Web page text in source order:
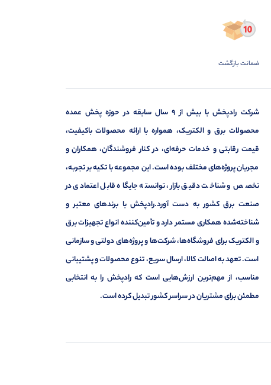
ضمانت بازگشت
شرکت رادپخش با بیش از ۹ سال سابقه در حوزه پخش عمده
محصولات برق و الکتریک، همواره با ارائه محصولات باکیفیت،
قیمت رقابتی و خدمات حرفه‌ای، در کنار فروشندگان، همکاران و
مجریان پروژه‌های مختلف بوده است. این مجموعه با تکیه بر تجربه،
تخصص و شناخت دقیق بازار، توانسته جایگاه قابل اعتمادی در
صنعت برق کشور به دست آورد.رادپخش با برندهای معتبر و
شناخته‌شده همکاری مستمر دارد و تأمین‌کننده انواع تجهیزات برق
و الکتریک برای فروشگاه‌ها، شرکت‌ها و پروژه‌های دولتی و سازمانی
است. تعهد به اصالت کالا، ارسال سریع، تنوع محصولات و پشتیبانی
مناسب، از مهم‌ترین ارزش‌هایی است که رادپخش را به انتخابی
مطمئن برای مشتریان در سراسر کشور تبدیل کرده است.